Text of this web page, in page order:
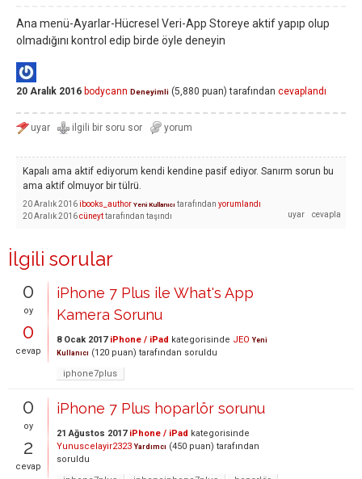
Ana menü-Ayarlar-Hücresel Veri-App Storeye aktif yapıp olup
olmadığını kontrol edip birde öyle deneyin
20 Aralık 2016 bodycann Deneyimli (5,880 puan) tarafından cevaplandı
Kapalı ama aktif ediyorum kendi kendine pasif ediyor. Sanırm sorun bu
ama aktif olmuyor bir tülrü.
20 Aralık 2016ibooks_author Yeni Kullanıcı tarafından yorumlandı
20 Aralık 2016cüneyttarafından taşındı
İlgili sorular
0
oy
0
cevap
iPhone 7 Plus ile What's App
Kamera Sorunu
8 Ocak 2017 iPhone / iPad kategorisinde JEO Yeni
Kullanıcı (120 puan) tarafından soruldu
iphone7plus
0
oy
2
cevap
iPhone 7 Plus hoparlör sorunu
21 Ağustos 2017 iPhone / iPad kategorisinde
Yunuscelayir2323 Yardımcı (450 puan) tarafından
soruldu